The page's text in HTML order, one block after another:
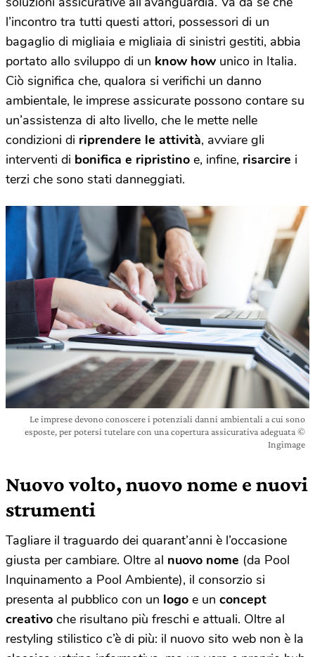
l’incontro tra tutti questi attori, possessori di un
bagaglio di migliaia e migliaia di sinistri gestiti, abbia
portato allo sviluppo di un know how unico in Italia.
Ciò significa che, qualora si verifichi un danno
ambientale, le imprese assicurate possono contare su
un’assistenza di alto livello, che le mette nelle
condizioni di riprendere le attività, avviare gli
interventi di bonifica e ripristino e, infine, risarcire i
terzi che sono stati danneggiati.
Le imprese devono conoscere i potenziali danni ambientali a cui sono
esposte, per potersi tutelare con una copertura assicurativa adeguata ©
Ingimage
Nuovo volto, nuovo nome e nuovi
strumenti
Tagliare il traguardo dei quarant’anni è l’occasione
giusta per cambiare. Oltre al nuovo nome (da Pool
Inquinamento a Pool Ambiente), il consorzio si
presenta al pubblico con un logo e un concept
creativo che risultano più freschi e attuali. Oltre al
restyling stilistico c’è di più: il nuovo sito web non è la